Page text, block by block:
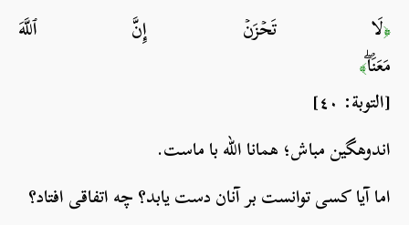
﴿لَا تَحۡزَنۡ إِنَّ ٱللَّهَ
مَعَنَاۖ﴾
[التوبة: ٤٠]
اندوهگین مباش؛ همانا الله با ماست.
اما آیا کسی توانست بر آنان دست یابد؟ چه اتفاقی افتاد؟